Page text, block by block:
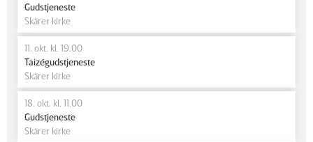
Gudstjeneste
Skårer kirke
11. okt. kl. 19.00
Taizégudstjeneste
Skårer kirke
18. okt. kl. 11.00
Gudstjeneste
Skårer kirke